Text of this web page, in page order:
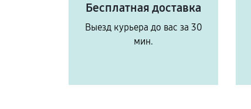
Бесплатная доставка
Выезд курьера до вас за 30
мин.